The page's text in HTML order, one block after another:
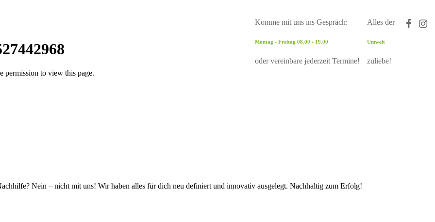
Alles der
Umwelt
zuliebe!
Komme mit uns ins Gespräch:
Montag - Freitag 08.00 - 19.00
oder vereinbare jederzeit Termine!
permission to view this page.
Nein – nicht mit uns! Wir haben alles für dich neu definiert und innovativ ausgelegt. Nachhaltig zum Erfolg!